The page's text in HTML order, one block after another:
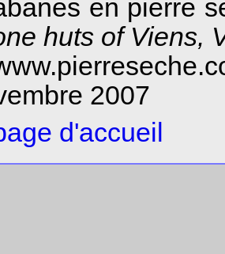
en pierre
huts of Viens,
2007
d'accueil